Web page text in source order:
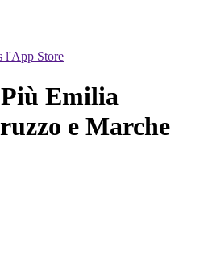
l'App Store
Emilia
e Marche